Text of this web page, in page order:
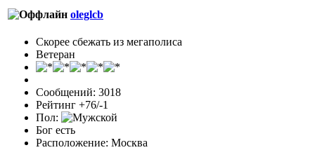
oleglcb
Скорее сбежать из мегаполиса
Ветеран
Сообщений: 3018
Рейтинг +76/-1
Пол:
Бог есть
Расположение: Москва